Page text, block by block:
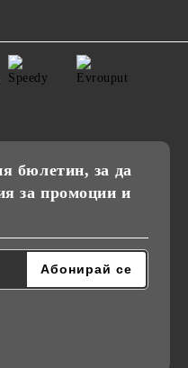
бюлетин, за да
за промоции и